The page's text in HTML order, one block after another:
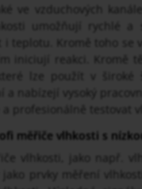
ve vzduchových
umožňují rychlé a
i teplotu. Kromě toho
iniciují reakci. Kromě
lze použít v
a nabízejí vysoký
a profesionálně testovat
měřiče vlhkosti s
vlhkosti, jako např.
jako prvky měření